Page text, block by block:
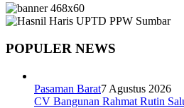
POPULER NEWS
Pasaman Barat7 Agustus 2026
CV Bangunan Rahmat Rutin